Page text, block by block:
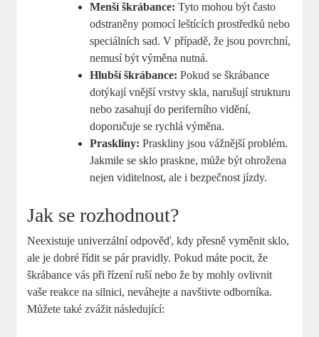
Menší škrábance: Tyto mohou být často
odstraněny ​pomocí leštících prostředků nebo
speciálních sad. V ‍případě, že jsou povrchní,
nemusí být‌ výměna​ nutná.
Hlubší⁢ škrábance: Pokud⁤ se škrábance
dotýkají vnější vrstvy skla, narušují strukturu
nebo⁣ zasahují do periferního vidění,
doporučuje se‌ rychlá výměna.
Praskliny: Praskliny jsou vážnější problém.
Jakmile se sklo praskne, může být ohrožena
nejen viditelnost, ale ⁣i bezpečnost ‍jízdy.
Jak ‍se rozhodnout?
Neexistuje univerzální odpověď, kdy přesně vyměnit sklo,
ale je ⁢dobré‍ řídit se pár pravidly. Pokud máte pocit, že‍
škrábance vás při řízení ruší nebo že by‍ mohly ovlivnit
vaše reakce‍ na⁤ silnici, neváhejte a ⁢navštivte⁢ odborníka.
Můžete také​ zvážit následující: